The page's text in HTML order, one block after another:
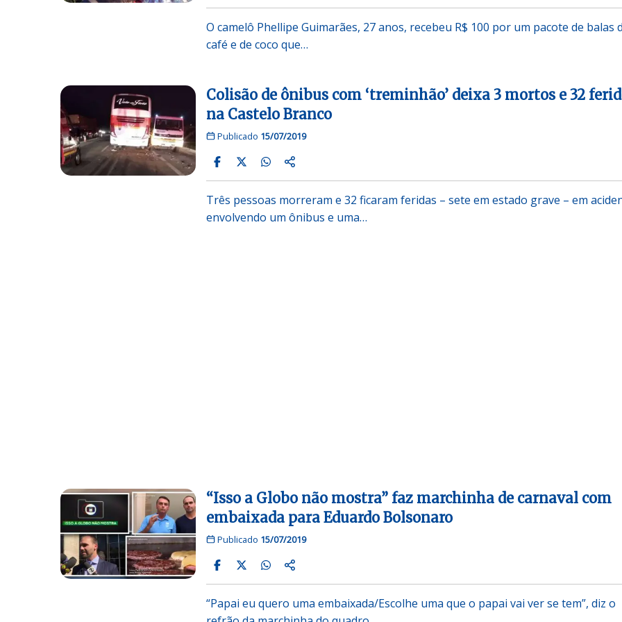
O camelô Phellipe Guimarães, 27 anos, recebeu R$ 100 por um pacote de balas
café e de coco que…
Colisão de ônibus com ‘treminhão’ deixa 3 mortos e 32
na Castelo Branco
Publicado 15/07/2019
Três pessoas morreram e 32 ficaram feridas – sete em estado grave – em
envolvendo um ônibus e uma…
“Isso a Globo não mostra” faz marchinha de carnaval com
embaixada para Eduardo Bolsonaro
Publicado 15/07/2019
“Papai eu quero uma embaixada/Escolhe uma que o papai vai ver se tem”, diz o